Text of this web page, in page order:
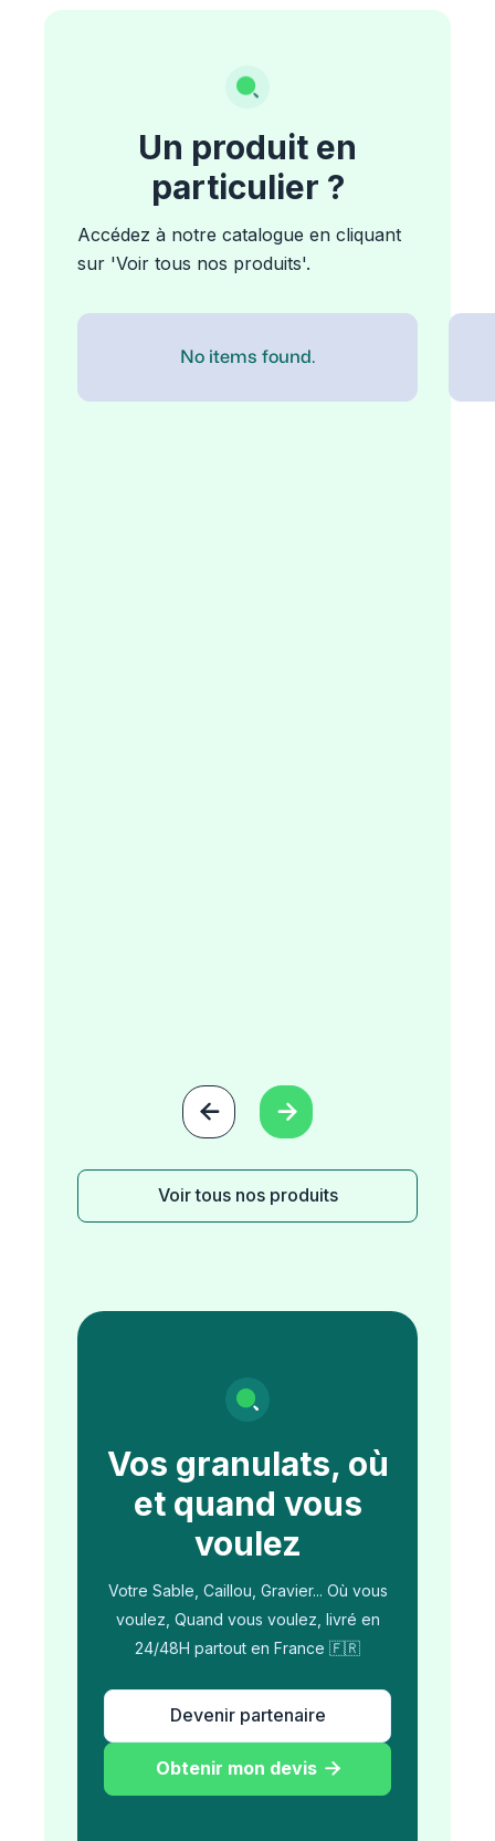
Un produit en
particulier ?
Accédez à notre catalogue en cliquant
sur 'Voir tous nos produits'.
No items found.
 
Voir tous nos produits
Vos granulats, où
et quand vous
voulez
Votre Sable, Caillou, Gravier... Où vous
voulez, Quand vous voulez, livré en
24/48H partout en France 🇫🇷
Devenir partenaire
Obtenir mon devis 